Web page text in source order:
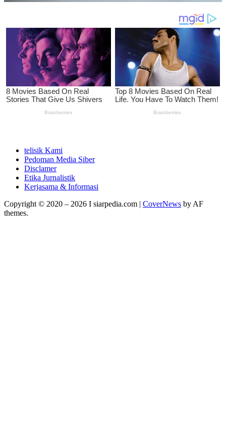
telisik Kami
Pedoman Media Siber
Disclamer
Etika Jurnalistik
Kerjasama & Informasi
Copyright © 2020 – 2026 I siarpedia.com | CoverNews by AF
themes.